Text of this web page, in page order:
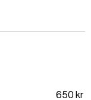
650 kr